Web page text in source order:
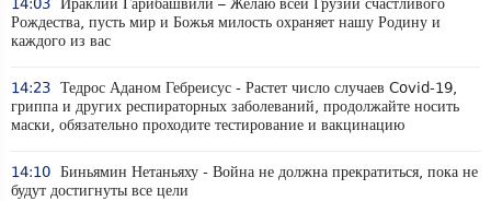
14:03 Ираклий Гарибашвили – Желаю всей Грузии счастливого
Рождества, пусть мир и Божья милость охраняет нашу Родину и
каждого из вас
14:23 Тедрос Аданом Гебреисус - Растет число случаев Covid-19,
гриппа и других респираторных заболеваний, продолжайте носить
маски, обязательно проходите тестирование и вакцинацию
14:10 Биньямин Нетаньяху - Война не должна прекратиться, пока не
будут достигнуты все цели